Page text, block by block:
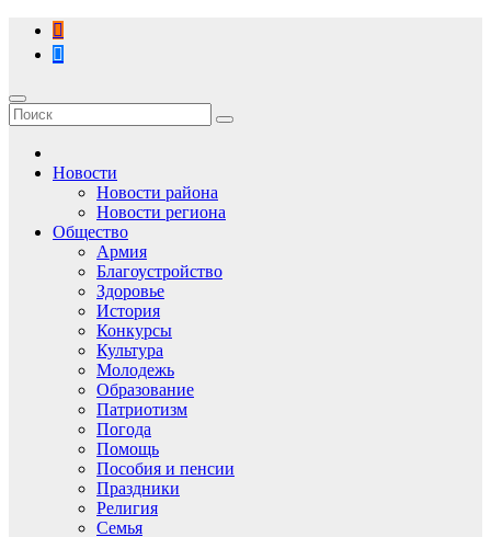
Перейти
содержимому
Новости
Новости района
Новости региона
Общество
Армия
Благоустройство
Здоровье
История
Конкурсы
Культура
Молодежь
Образование
Патриотизм
Погода
Помощь
Пособия и пенсии
Праздники
Религия
Семья